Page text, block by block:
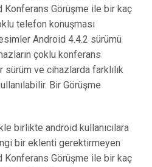
Görüşme ile bir kaç
telefon konuşması
Android 4.4.2 sürümü
çoklu konferans
ve cihazlarda farklılık
Bir Görüşme
birlikte android kullanıcılara
bir eklenti gerektirmeyen
Görüşme ile bir kaç